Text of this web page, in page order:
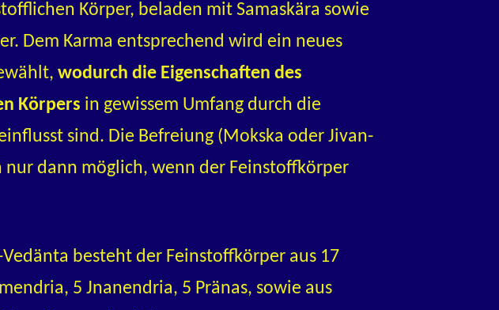
Körper, beladen mit Samaskära sowie
Dem Karma entsprechend wird ein neues
wodurch die Eigenschaften des
Körpers in gewissem Umfang durch die
sind. Die Befreiung (Mokska oder Jivan-
nur dann möglich, wenn der Feinstoffkörper
besteht der Feinstoffkörper aus 17
5 Jnanendria, 5 Pränas, sowie aus